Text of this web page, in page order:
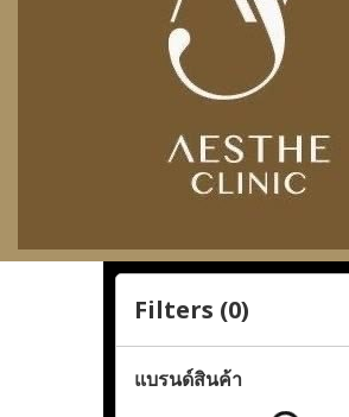
Filters (0)
แบรนด์สินค้า